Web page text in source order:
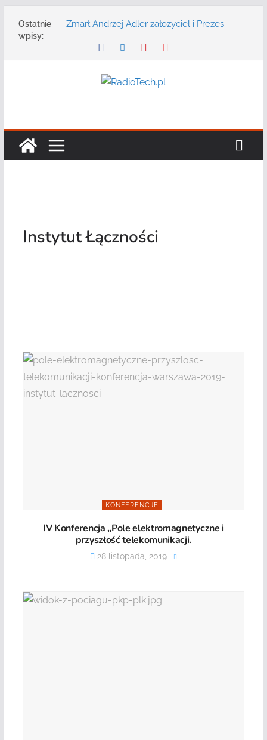
Ostatnie
wpisy:
Zmarł Andrzej Adler założyciel i Prezes
Radmor – największy polski producent
DGT wraz z partnerami zaprasza na
konferencję: „Bezpieczeństwo,
bezpieczeństwa publicznego usługę
Instytut Łączności
KONFERENCJE
IV Konferencja „Pole elektromagnetyczne i
przyszłość telekomunikacji.
28 listopada, 2019